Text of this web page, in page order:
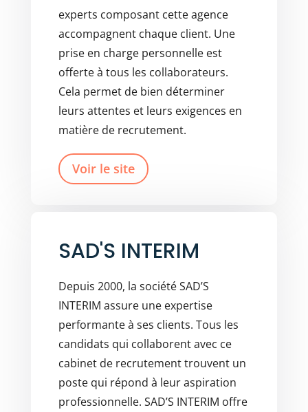
experts composant cette agence
accompagnent chaque client. Une
prise en charge personnelle est
offerte à tous les collaborateurs.
Cela permet de bien déterminer
leurs attentes et leurs exigences en
matière de recrutement.
Voir le site
SAD'S INTERIM
Depuis 2000, la société SAD’S
INTERIM assure une expertise
performante à ses clients. Tous les
candidats qui collaborent avec ce
cabinet de recrutement trouvent un
poste qui répond à leur aspiration
professionnelle. SAD’S INTERIM offre